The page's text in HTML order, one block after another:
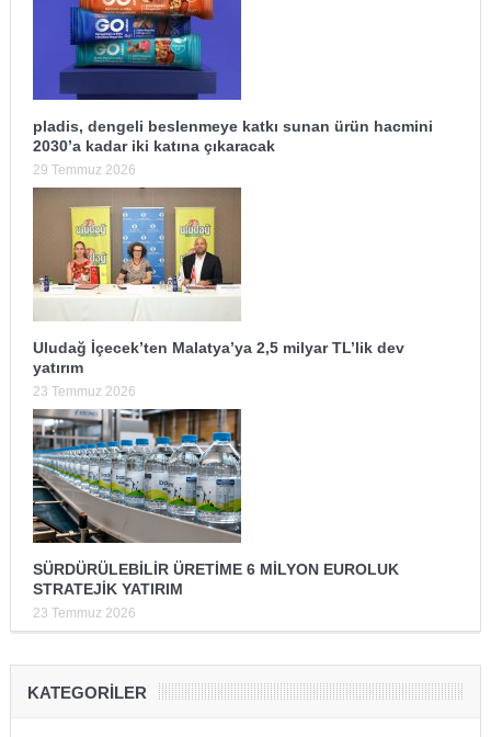
pladis, dengeli beslenmeye katkı sunan ürün hacmini
2030’a kadar iki katına çıkaracak
29 Temmuz 2026
Uludağ İçecek’ten Malatya’ya 2,5 milyar TL’lik dev
yatırım
23 Temmuz 2026
SÜRDÜRÜLEBİLİR ÜRETİME 6 MİLYON EUROLUK
STRATEJİK YATIRIM
23 Temmuz 2026
KATEGORILER